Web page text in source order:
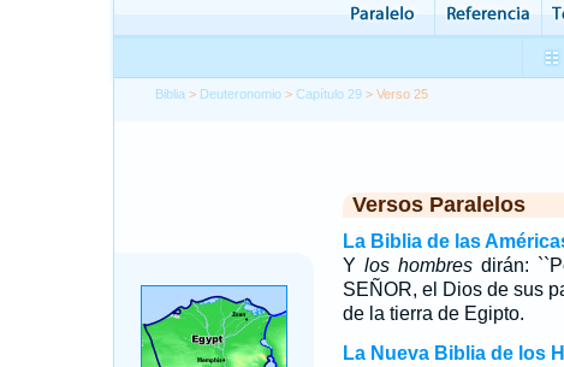
Biblia > Deuteronomio >Capítulo 29 > Verso 25
Versos Paralelos
La Biblia de las
Y los hombresdirán:
SEÑOR, el Dios de sus
de la tierra de Egipto.
La Nueva Biblia de los